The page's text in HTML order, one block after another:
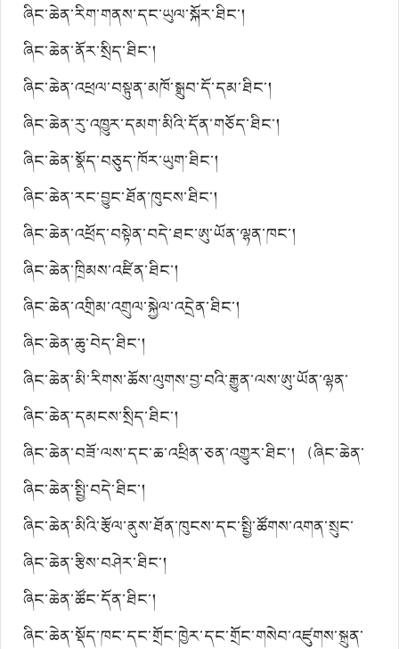
ཞིང་ཆེན་རིག་གནས་དང་ཡུལ་སྐོར་ཐིང་།
ཞིང་ཆེན་ནོར་སྲིད་ཐིང་།
ཞིང་ཆེན་འཕྲལ་བསྟུན་མཁོ་སྒྲུབ་དོ་དམ་ཐིང་།
ཞིང་ཆེན་རུ་འཁྱུར་དམག་མིའི་དོན་གཅོད་ཐིང་།
ཞིང་ཆེན་སྣོད་བཅུད་ཁོར་ཡུག་ཐིང་།
ཞིང་ཆེན་རང་བྱུང་ཐོན་ཁུངས་ཐིང་།
ཞིང་ཆེན་འཕྲོད་བསྟེན་བདེ་ཐང་ཨུ་ཡོན་ལྷན་ཁང་།
ཞིང་ཆེན་ཁྲིམས་འཛིན་ཐིང་།
ཞིང་ཆེན་འགྲིམ་འགྲུལ་སྐྱེལ་འདྲེན་ཐིང་།
ཞིང་ཆེན་ཆུ་བེད་ཐིང་།
ཞིང་ཆེན་མི་རིགས་ཆོས་ལུགས་བྱ་བའི་རྒྱུན་ལས་ཨུ་ཡོན་ལྷན་
ཚོགས།
ཞིང་ཆེན་དམངས་སྲིད་ཐིང་།
ཞིང་ཆེན་བཟོ་ལས་དང་ཆ་འཕྲིན་ཅན་འགྱུར་ཐིང་། （ཞིང་ཆེན་
སྲིད་གཞུང་རྒྱལ་ཁོངས་རྒྱུ་ནོར་ལྟ་སྐུལ་དོ་དམ་ཨུ་ལྷན། ）
ཞིང་ཆེན་སྤྱི་བདེ་ཐིང་།
ཞིང་ཆེན་མིའི་རྩོལ་ནུས་ཐོན་ཁུངས་དང་སྤྱི་ཚོགས་འགན་སྲུང་
ཐིང་།
ཞིང་ཆེན་རྩིས་བཤེར་ཐིང་།
ཞིང་ཆེན་ཚོང་དོན་ཐིང་།
ཞིང་ཆེན་སྡོད་ཁང་དང་གྲོང་ཁྱེར་དང་གྲོང་གསེབ་འཛུགས་སྐྲུན་